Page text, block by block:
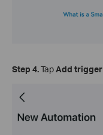
Step 4.TapAdd trigger